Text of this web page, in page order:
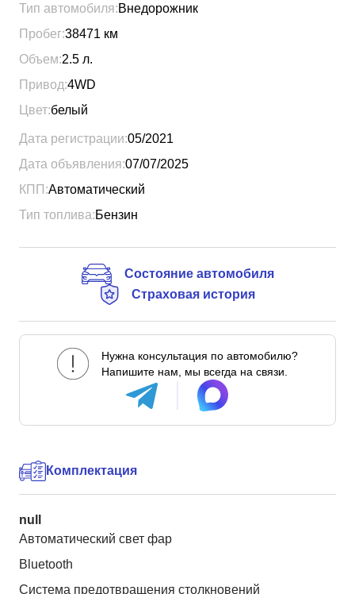
Тип автомобиля:Внедорожник
Пробег:38471 км
Объем:2.5 л.
Привод:4WD
Цвет:белый
Дата регистрации:05/2021
Дата объявления:07/07/2025
КПП:Автоматический
Тип топлива:Бензин
Состояние автомобиля
Страховая история
Нужна консультация по автомобилю?
Напишите нам, мы всегда на связи.
Комплектация
null
Автоматический свет фар
Bluetooth
Система предотвращения столкновений